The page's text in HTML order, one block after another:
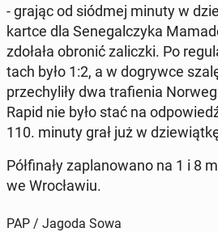
- grając od siódmej minuty w
kartce dla Se­ne­gal­czy­ka
zdołała obronić za­licz­ki. Po
tach było 1:2, a w do­gryw­ce
prze­chy­li­ły dwa tra­fie­nia
Rapid nie było stać na
110. minuty grał już w
Pół­fi­na­ły za­pla­no­wa­no na 1 i 8
we Wro­cła­wiu.
PAP / Jagoda Sowa